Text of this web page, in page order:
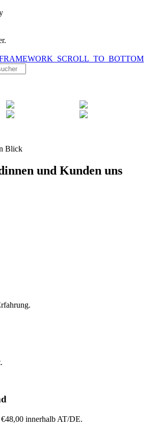
Blick
und Kunden uns
innerhalb AT/DE.